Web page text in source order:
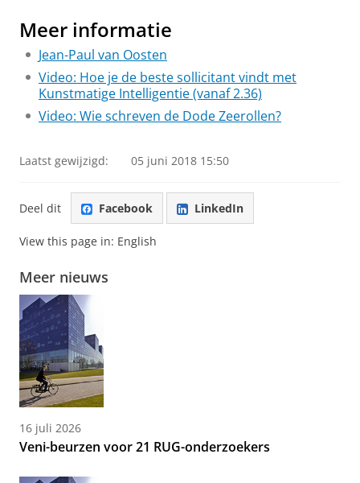
Meer informatie
Jean-Paul van Oosten
Video: Hoe je de beste sollicitant vindt met
Kunstmatige Intelligentie (vanaf 2.36)
Video: Wie schreven de Dode Zeerollen?
Laatst gewijzigd: 05 juni 2018 15:50
Deel dit Facebook LinkedIn
View this page in: English
Meer nieuws
16 juli 2026
Veni-beurzen voor 21 RUG-onderzoekers